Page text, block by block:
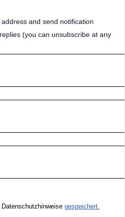
and send notification
(you can unsubscribe at any
gespeichert.